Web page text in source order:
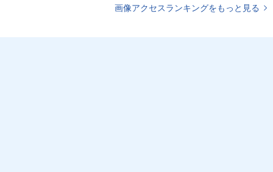
画像アクセスランキングをもっと見る